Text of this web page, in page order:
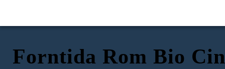
Forntida Rom Bio